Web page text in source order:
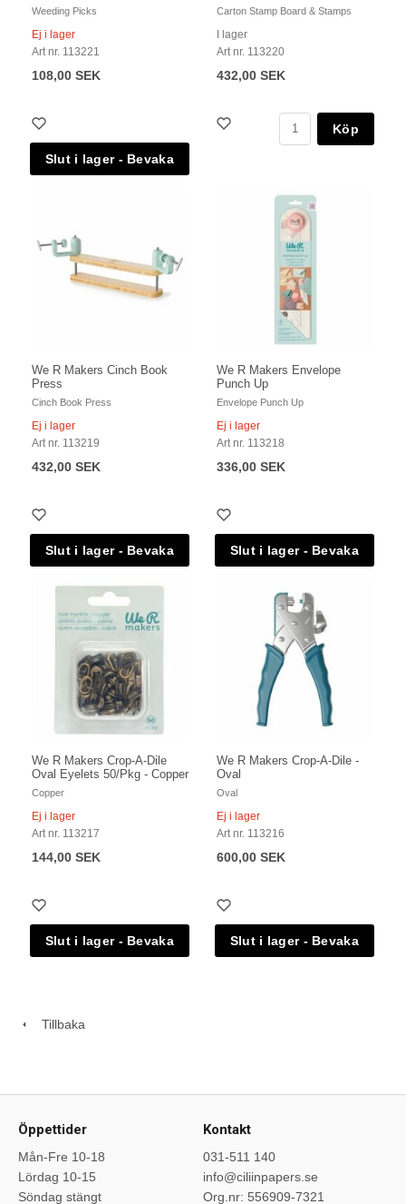
Weeding Picks
Ej i lager
Art nr. 113221
108,00 SEK
Carton Stamp Board & Stamps
I lager
Art nr. 113220
432,00 SEK
Köp
We R Makers Cinch Book
Press
Cinch Book Press
Ej i lager
Art nr. 113219
432,00 SEK
We R Makers Envelope
Punch Up
Envelope Punch Up
Ej i lager
Art nr. 113218
336,00 SEK
We R Makers Crop-A-Dile
Oval Eyelets 50/Pkg - Copper
Copper
Ej i lager
Art nr. 113217
144,00 SEK
We R Makers Crop-A-Dile -
Oval
Oval
Ej i lager
Art nr. 113216
600,00 SEK
Tillbaka
Öppettider
Mån-Fre 10-18
Lördag 10-15
Söndag stängt
Kontakt
031-511 140
info@ciliinpapers.se
Org.nr: 556909-7321